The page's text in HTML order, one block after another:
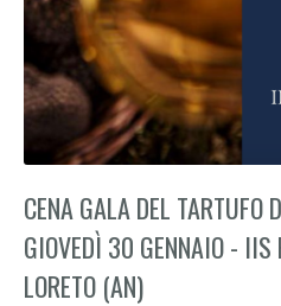
CENA GALA DEL TARTUFO
GIOVEDÌ 30 GENNAIO - IIS
LORETO (AN)